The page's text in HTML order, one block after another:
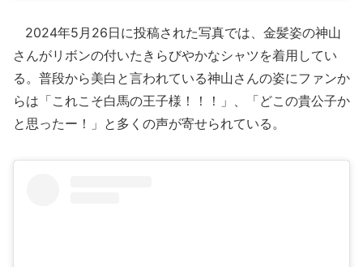
2024年5月26日に投稿された写真では、金髪姿の神山
さんがリボンの付いたきらびやかなシャツを着用してい
る。普段から美白と言われている神山さんの姿にファンか
らは「これこそ白馬の王子様！！！」、「どこの貴公子か
と思ったー！」と多くの声が寄せられている。